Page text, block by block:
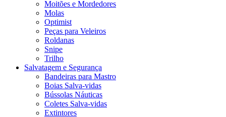
Moitões e Mordedores
Molas
Optimist
Peças para Veleiros
Roldanas
Snipe
Trilho
Salvatagem e Segurança
Bandeiras para Mastro
Boias Salva-vidas
Bússolas Náuticas
Coletes Salva-vidas
Extintores